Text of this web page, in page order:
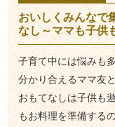
おいしくみんなで
なし～ママも子供
子育て中には悩みも
分かり合えるママ友
おもてなしは子供も
もお料理を準備する